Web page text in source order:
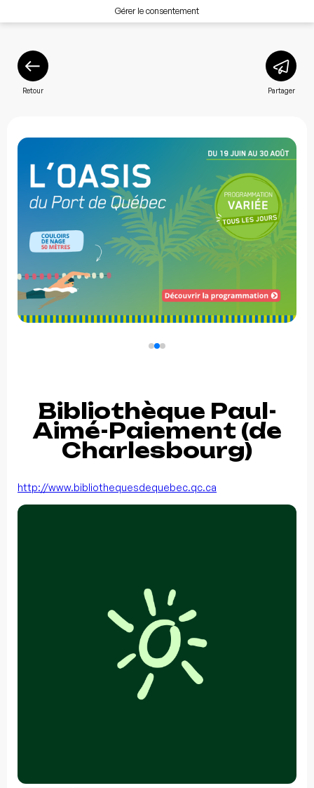
Gérer le consentement
Retour Partager
Bibliothèque Paul-
Aimé-Paiement (de
Charlesbourg)
http://www.bibliothequesdequebec.qc.ca